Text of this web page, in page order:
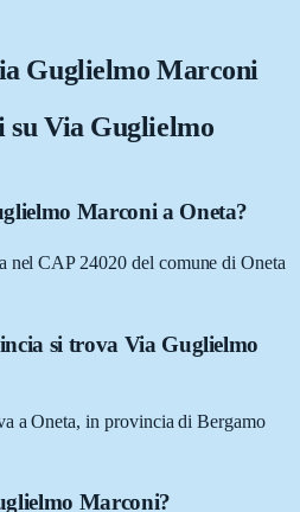
Guglielmo Marconi
su Via Guglielmo
Marconi a Oneta?
CAP 24020 del comune di Oneta
si trova Via Guglielmo
a Oneta, in provincia di Bergamo
Marconi?